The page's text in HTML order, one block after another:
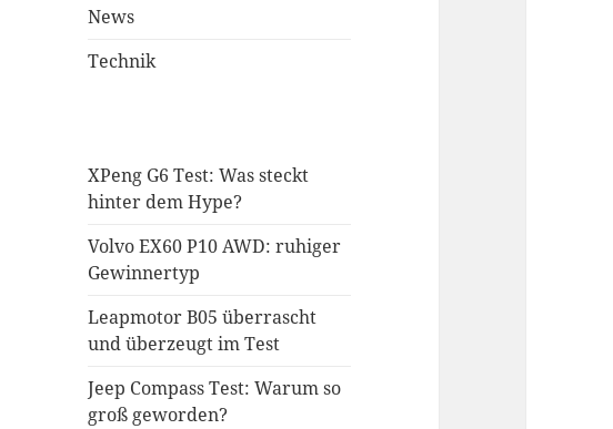
News
Technik
XPeng G6 Test: Was steckt
hinter dem Hype?
Volvo EX60 P10 AWD: ruhiger
Gewinnertyp
Leapmotor B05 überrascht
und überzeugt im Test
Jeep Compass Test: Warum so
groß geworden?